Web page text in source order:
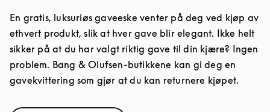
En gratis, luksuriøs gaveeske venter på deg ved kjøp av
ethvert produkt, slik at hver gave blir elegant. Ikke helt
sikker på at du har valgt riktig gave til din kjære? Ingen
problem. Bang & Olufsen-butikkene kan gi deg en
gavekvittering som gjør at du kan returnere kjøpet.